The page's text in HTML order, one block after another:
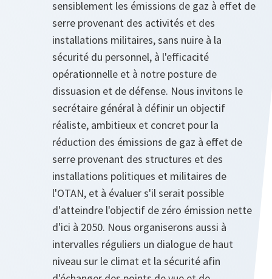
sensiblement les émissions de gaz à effet de
serre provenant des activités et des
installations militaires, sans nuire à la
sécurité du personnel, à l'efficacité
opérationnelle et à notre posture de
dissuasion et de défense. Nous invitons le
secrétaire général à définir un objectif
réaliste, ambitieux et concret pour la
réduction des émissions de gaz à effet de
serre provenant des structures et des
installations politiques et militaires de
l'OTAN, et à évaluer s'il serait possible
d'atteindre l'objectif de zéro émission nette
d'ici à 2050. Nous organiserons aussi à
intervalles réguliers un dialogue de haut
niveau sur le climat et la sécurité afin